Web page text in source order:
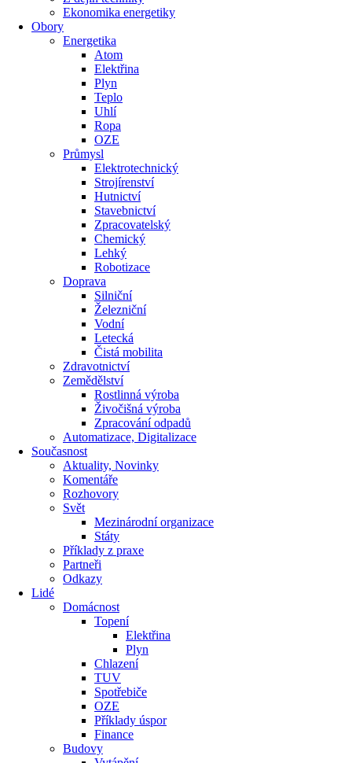
Ekonomika energetiky
Obory
Energetika
Atom
Elektřina
Plyn
Teplo
Uhlí
Ropa
OZE
Průmysl
Elektrotechnický
Strojírenství
Hutnictví
Stavebnictví
Zpracovatelský
Chemický
Lehký
Robotizace
Doprava
Silniční
Železniční
Vodní
Letecká
Čistá mobilita
Zdravotnictví
Zemědělství
Rostlinná výroba
Živočišná výroba
Zpracování odpadů
Automatizace, Digitalizace
Současnost
Aktuality, Novinky
Komentáře
Rozhovory
Svět
Mezinárodní organizace
Státy
Příklady z praxe
Partneři
Odkazy
Lidé
Domácnost
Topení
Elektřina
Plyn
Chlazení
TUV
Spotřebiče
OZE
Příklady úspor
Finance
Budovy